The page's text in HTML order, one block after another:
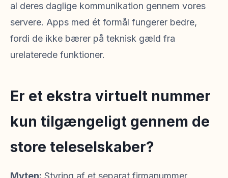
al deres daglige kommunikation gennem vores
servere. Apps med ét formål fungerer bedre,
fordi de ikke bærer på teknisk gæld fra
urelaterede funktioner.
Er et ekstra virtuelt nummer
kun tilgængeligt gennem de
store teleselskaber?